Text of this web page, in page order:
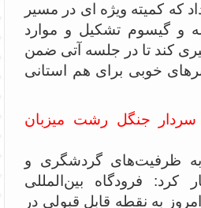
که کمیته ویژه ای در مسیر
و گیسوم تشکیل و موارد
کند تا در جلسه آتی ضمن
خوبی برای هم استانی
سردار جنگل رشت میزبان
به ظرفیت‌های گردشگری و
کرد: فرودگاه بین‌المللی
به نقطه قابل قبولی در